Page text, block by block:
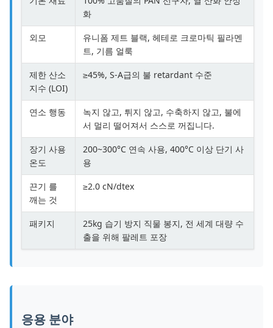
화
외모
유니폼 제트 블랙, 헤테로 크로마틱 필라멘
트, 기름 얼룩
제한 산소
지수 (LOI)
≥45%, S-A급의 불 retardant 수준
연소 행동
녹지 않고, 튀지 않고, 수축하지 않고, 불에
서 멀리 떨어져서 스스로 꺼집니다.
장기 사용
온도
200~300°C 연속 사용, 400°C 이상 단기 사
용
끈기 를
깨는 것
≥2.0 cN/dtex
패키지
25kg 습기 방지 직물 봉지, 전 세계 대량 수
출을 위해 팔레트 포장
응용 분야